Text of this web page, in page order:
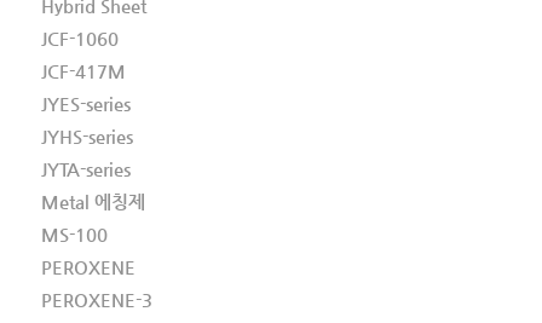
Hybrid Sheet
JCF-1060
JCF-417M
JYES-series
JYHS-series
JYTA-series
Metal 에칭제
MS-100
PEROXENE
PEROXENE-3